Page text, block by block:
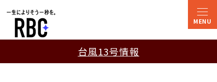
台風13号情報